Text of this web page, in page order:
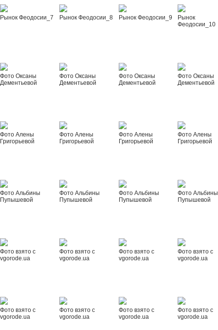
Рынок Феодосии_7 Рынок Феодосии_8 Рынок Феодосии_9
Рынок
Феодосии_10
Фото Оксаны
Дементьевой
Фото Оксаны
Дементьевой
Фото Оксаны
Дементьевой
Фото Оксаны
Дементьевой
Фото Алены
Григорьевой
Фото Алены
Григорьевой
Фото Алены
Григорьевой
Фото Алены
Григорьевой
Фото Альбины
Пупышевой
Фото Альбины
Пупышевой
Фото Альбины
Пупышевой
Фото Альбины
Пупышевой
Фото взято с
vgorode.ua
Фото взято с
vgorode.ua
Фото взято с
vgorode.ua
Фото взято с
vgorode.ua
Фото взято с
vgorode.ua
Фото взято с
vgorode.ua
Фото взято с
vgorode.ua
Фото взято с
vgorode.ua